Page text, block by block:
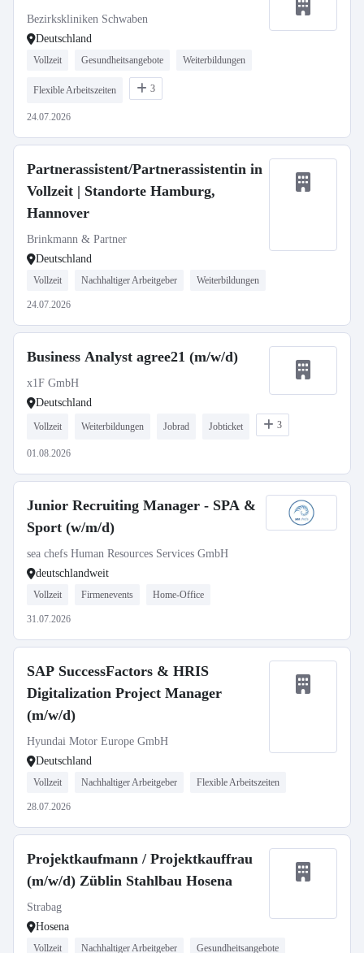
Bezirkskliniken Schwaben
Deutschland
Vollzeit Gesundheitsangebote Weiterbildungen
Flexible Arbeitszeiten 3
24.07.2026
Partnerassistent/Partnerassistentin in
Vollzeit | Standorte Hamburg,
Hannover
Brinkmann & Partner
Deutschland
Vollzeit Nachhaltiger Arbeitgeber Weiterbildungen
24.07.2026
Business Analyst agree21 (m/w/d)
x1F GmbH
Deutschland
Vollzeit Weiterbildungen Jobrad Jobticket 3
01.08.2026
Junior Recruiting Manager - SPA &
Sport (w/m/d)
sea chefs Human Resources Services GmbH
deutschlandweit
Vollzeit Firmenevents Home-Office
31.07.2026
SAP SuccessFactors & HRIS
Digitalization Project Manager
(m/w/d)
Hyundai Motor Europe GmbH
Deutschland
Vollzeit Nachhaltiger Arbeitgeber Flexible Arbeitszeiten
28.07.2026
Projektkaufmann / Projektkauffrau
(m/w/d) Züblin Stahlbau Hosena
Strabag
Hosena
Vollzeit Nachhaltiger Arbeitgeber Gesundheitsangebote